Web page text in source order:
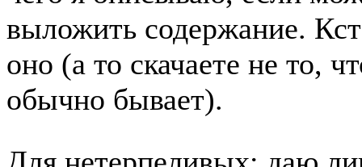
выложить содержание.
оно (а то скачаете не то,
обычно бывает).